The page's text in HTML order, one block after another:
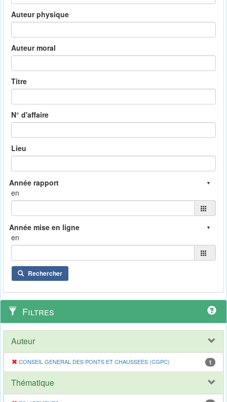
Auteur physique
Auteur moral
Titre
N° d'affaire
Lieu
en
en
Rechercher
Filtres
Auteur
CONSEIL GENERAL DES PONTS ET CHAUSSEES (CGPC) 1
Thématique